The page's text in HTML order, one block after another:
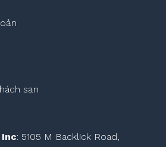
sạn
Inc: 5105 M Backlick Road,